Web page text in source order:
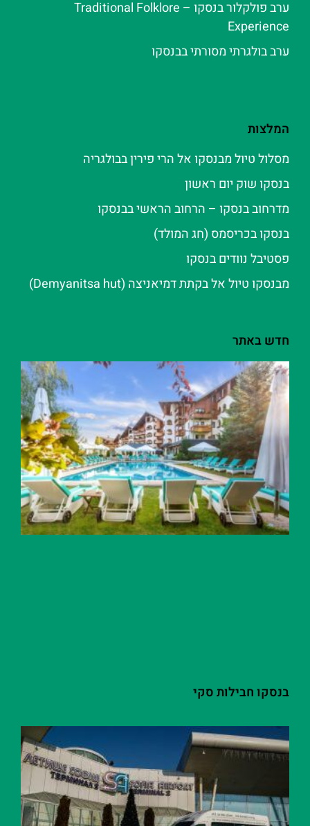
ערב פולקלור בנסקו – Traditional Folklore
Experience
ערב בולגרתי מסורתי בבנסקו
המלצות
מסלול טיול מבנסקו אל הרי פירין בבולגריה
בנסקו שוק יום ראשון
מדרחוב בנסקו – הרחוב הראשי בבנסקו
בנסקו בכריסמס (חג המולד)
פסטיבל נוודים בנסקו
מבנסקו טיול אל בקתת דמיאניצה (Demyanitsa hut)
חדש באתר
בנסקו חבילות סקי